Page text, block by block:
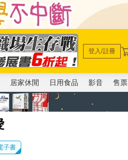
登入/註冊
居家休閒 日用食品 影音 售票
子書